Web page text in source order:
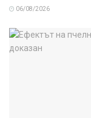
06/08/2026